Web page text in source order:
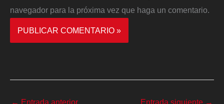
navegador para la próxima vez que haga un comentario.
← Entrada anterior Entrada siguiente →